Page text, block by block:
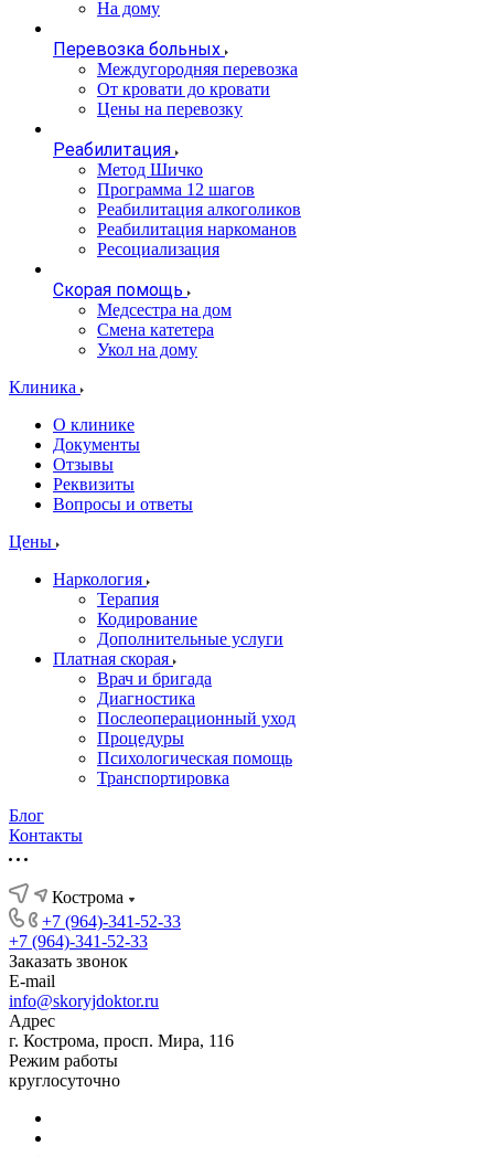
На дому
Перевозка больных
Междугородняя перевозка
От кровати до кровати
Цены на перевозку
Реабилитация
Метод Шичко
Программа 12 шагов
Реабилитация алкоголиков
Реабилитация наркоманов
Ресоциализация
Скорая помощь
Медсестра на дом
Смена катетера
Укол на дому
Клиника
О клинике
Документы
Отзывы
Реквизиты
Вопросы и ответы
Цены
Наркология
Терапия
Кодирование
Дополнительные услуги
Платная скорая
Врач и бригада
Диагностика
Послеоперационный уход
Процедуры
Психологическая помощь
Транспортировка
Блог
Контакты
Кострома
+7 (964)-341-52-33
+7 (964)-341-52-33
Заказать звонок
E-mail
info@skoryjdoktor.ru
Адрес
г. Кострома, просп. Мира, 116
Режим работы
круглосуточно